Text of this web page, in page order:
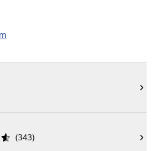


 (343) 